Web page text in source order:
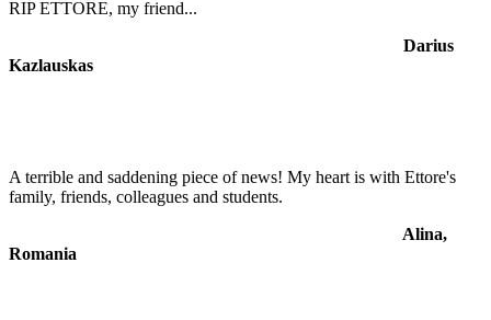
RIP ETTORE, my friend...
Darius
Kazlauskas
A terrible and saddening piece of news! My heart is with Ettore's
family, friends, colleagues and students.
Alina,
Romania